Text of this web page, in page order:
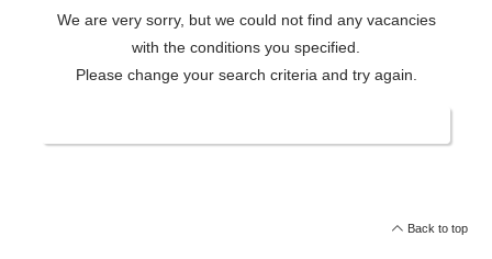
We are very sorry, but we could not find any vacancies
with the conditions you specified.
Please change your search criteria and try again.
Back to top